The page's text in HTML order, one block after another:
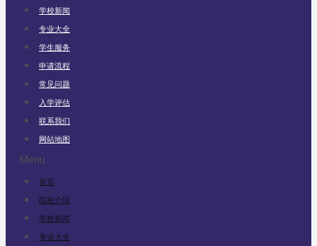
学校新闻
专业大全
学生服务
申请流程
常见问题
入学评估
联系我们
网站地图
Menu
首页
院校介绍
学校新闻
专业大全